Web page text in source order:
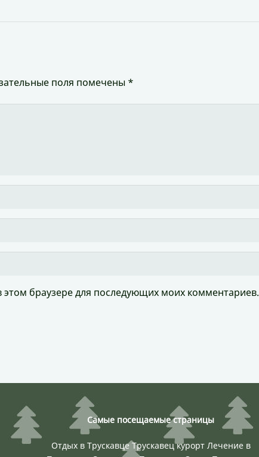
поля помечены *
браузере для последующих моих комментариев.
Самые посещаемые страницы
Отдых в Трускавце Трускавец курорт Лечение в